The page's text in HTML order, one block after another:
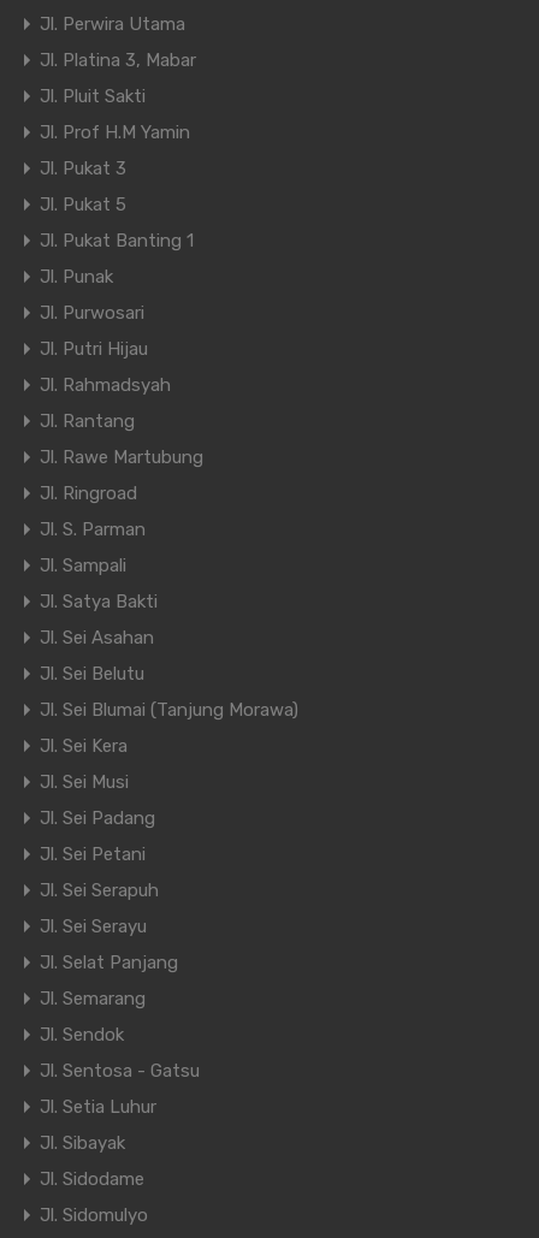
Jl. Perwira Utama
Jl. Platina 3, Mabar
Jl. Pluit Sakti
Jl. Prof H.M Yamin
Jl. Pukat 3
Jl. Pukat 5
Jl. Pukat Banting 1
Jl. Punak
Jl. Purwosari
Jl. Putri Hijau
Jl. Rahmadsyah
Jl. Rantang
Jl. Rawe Martubung
Jl. Ringroad
Jl. S. Parman
Jl. Sampali
Jl. Satya Bakti
Jl. Sei Asahan
Jl. Sei Belutu
Jl. Sei Blumai (Tanjung Morawa)
Jl. Sei Kera
Jl. Sei Musi
Jl. Sei Padang
Jl. Sei Petani
Jl. Sei Serapuh
Jl. Sei Serayu
Jl. Selat Panjang
Jl. Semarang
Jl. Sendok
Jl. Sentosa - Gatsu
Jl. Setia Luhur
Jl. Sibayak
Jl. Sidodame
Jl. Sidomulyo